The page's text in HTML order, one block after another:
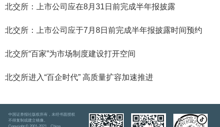
北交所：上市公司应在8月31日前完成半年报披露
北交所：上市公司应于7月8日前完成半年报披露时间预约
北交所“百家”为市场制度建设打开空间
北交所进入“百企时代” 高质量扩容加速推进
中国证券报社版权所有，未经书面授权
不得复制或建立镜像。